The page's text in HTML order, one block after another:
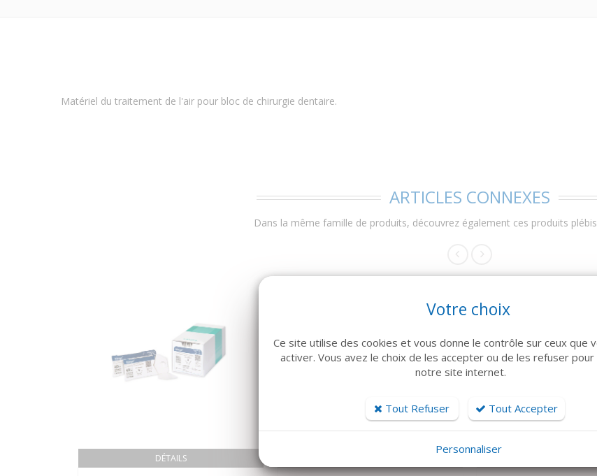
Matériel du traitement de l'air pour bloc de chirurgie dentaire.
ARTICLES CONNEXES
Dans la même famille de produits, découvrez également ces produits
DÉTAILS
Votre choix
Ce site utilise des cookies et vous donne le contrôle sur ceux que
activer. Vous avez le choix de les accepter ou de les refuser
notre site internet.
Tout Refuser Tout Accepter
Personnaliser